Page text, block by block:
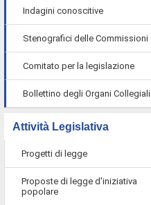
Indagini conoscitive
Stenografici delle Commissioni
Comitato per la legislazione
Bollettino degli Organi Collegiali
Attività Legislativa
Progetti di legge
Proposte di legge d'iniziativa
popolare